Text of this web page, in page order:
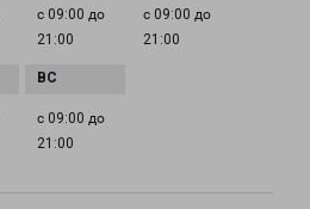
с 09:00 до
21:00
с 09:00 до
21:00
с 09:00 до
21:00